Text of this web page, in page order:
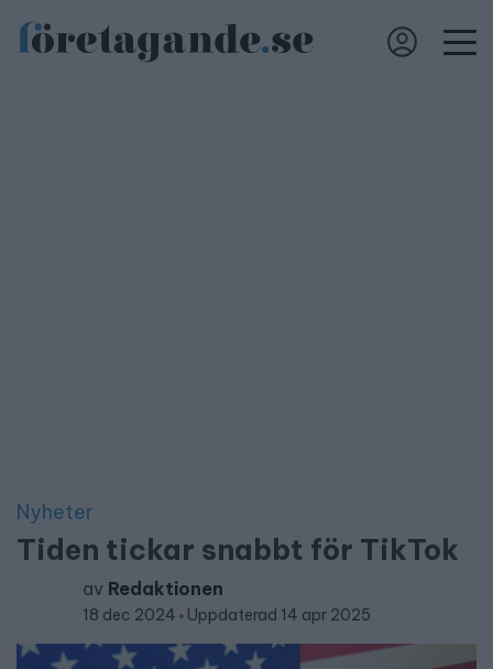
Nyheter
Tiden tickar snabbt för TikTok
av Redaktionen
18 dec 2024 Uppdaterad 14 apr 2025